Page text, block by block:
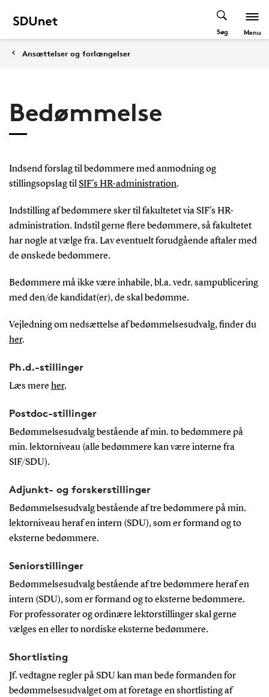
Søg Menu
Ansættelser og forlængelser
Bedømmelse
Indsend forslag til bedømmere med anmodning og
stillingsopslag tilSIF's HR-administration.
Indstilling af bedømmere sker til fakultetet via SIF's HR-
administration. Indstil gerne flere bedømmere, så fakultetet
har nogle at vælge fra. Lav eventuelt forudgående aftaler med
de ønskede bedømmere.
Bedømmere må ikke være inhabile, bl.a. vedr. sampublicering
med den/de kandidat(er), de skal bedømme.
Vejledning om nedsættelse af bedømmelsesudvalg, finder du
her.
Ph.d.-stillinger
Læs mere her.
Postdoc-stillinger
Bedømmelsesudvalg bestående af min. to bedømmere på
min. lektorniveau (alle bedømmere kan være interne fra
SIF/SDU).
Adjunkt- og forskerstillinger
Bedømmelsesudvalg bestående af tre bedømmere på min.
lektorniveau heraf en intern (SDU), som er formand og to
eksterne bedømmere.
Seniorstillinger
Bedømmelsesudvalg bestående af tre bedømmere heraf en
intern (SDU), som er formand og to eksterne bedømmere.
For professorater og ordinære lektorstillinger skal gerne
vælges en eller to nordiske eksterne bedømmere.
Shortlisting
Jf. vedtagne regler på SDU kan man bede formanden for
bedømmelsesudvalget om at foretage en shortlisting af